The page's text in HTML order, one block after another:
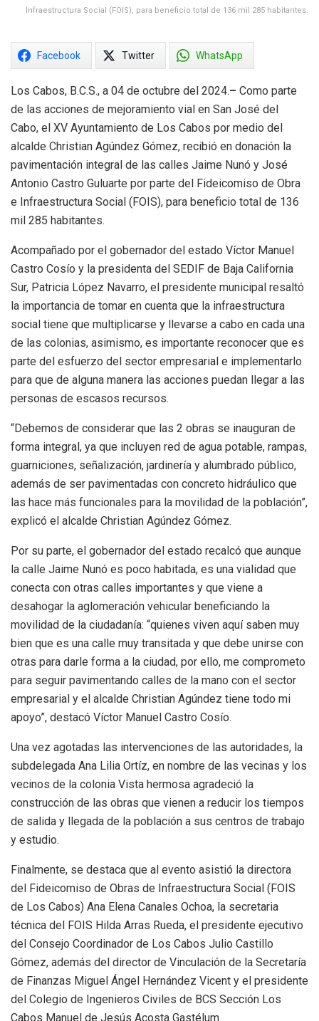
Infraestructura Social (FOIS), para beneficio total de 136 mil 285 habitantes.
Facebook Twitter WhatsApp
Los Cabos, B.C.S., a 04 de octubre del 2024.– Como parte
de las acciones de mejoramiento vial en San José del
Cabo, el XV Ayuntamiento de Los Cabos por medio del
alcalde Christian Agúndez Gómez, recibió en donación la
pavimentación integral de las calles Jaime Nunó y José
Antonio Castro Guluarte por parte del Fideicomiso de Obra
e Infraestructura Social (FOIS), para beneficio total de 136
mil 285 habitantes.
Acompañado por el gobernador del estado Víctor Manuel
Castro Cosío y la presidenta del SEDIF de Baja California
Sur, Patricia López Navarro, el presidente municipal resaltó
la importancia de tomar en cuenta que la infraestructura
social tiene que multiplicarse y llevarse a cabo en cada una
de las colonias, asimismo, es importante reconocer que es
parte del esfuerzo del sector empresarial e implementarlo
para que de alguna manera las acciones puedan llegar a las
personas de escasos recursos.
“Debemos de considerar que las 2 obras se inauguran de
forma integral, ya que incluyen red de agua potable, rampas,
guarniciones, señalización, jardinería y alumbrado público,
además de ser pavimentadas con concreto hidráulico que
las hace más funcionales para la movilidad de la población”,
explicó el alcalde Christian Agúndez Gómez.
Por su parte, el gobernador del estado recalcó que aunque
la calle Jaime Nunó es poco habitada, es una vialidad que
conecta con otras calles importantes y que viene a
desahogar la aglomeración vehicular beneficiando la
movilidad de la ciudadanía: “quienes viven aquí saben muy
bien que es una calle muy transitada y que debe unirse con
otras para darle forma a la ciudad, por ello, me comprometo
para seguir pavimentando calles de la mano con el sector
empresarial y el alcalde Christian Agúndez tiene todo mi
apoyo”, destacó Víctor Manuel Castro Cosío.
Una vez agotadas las intervenciones de las autoridades, la
subdelegada Ana Lilia Ortíz, en nombre de las vecinas y los
vecinos de la colonia Vista hermosa agradeció la
construcción de las obras que vienen a reducir los tiempos
de salida y llegada de la población a sus centros de trabajo
y estudio.
Finalmente, se destaca que al evento asistió la directora
del Fideicomiso de Obras de Infraestructura Social (FOIS
de Los Cabos) Ana Elena Canales Ochoa, la secretaria
técnica del FOIS Hilda Arras Rueda, el presidente ejecutivo
del Consejo Coordinador de Los Cabos Julio Castillo
Gómez, además del director de Vinculación de la Secretaría
de Finanzas Miguel Ángel Hernández Vicent y el presidente
del Colegio de Ingenieros Civiles de BCS Sección Los
Cabos Manuel de Jesús Acosta Gastélum.